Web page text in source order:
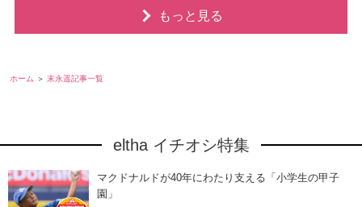
もっと見る
ホーム 末永遥記事一覧
eltha イチオシ特集
マクドナルドが40年にわたり支える「小学生の甲子
園」